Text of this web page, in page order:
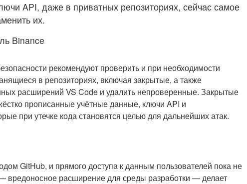
API, даже в приватных репозиториях, сейчас самое
их.
Binance
рекомендуют проверить и при необходимости
в репозиториях, включая закрытые, а также
расширений VS Code и удалить непроверенные. Закрытые
прописанные учётные данные, ключи API и
при утечке кода становятся целью для дальнейших атак.
GitHub, и прямого доступа к данным пользователей пока не
вредоносное расширение для среды разработки — делает